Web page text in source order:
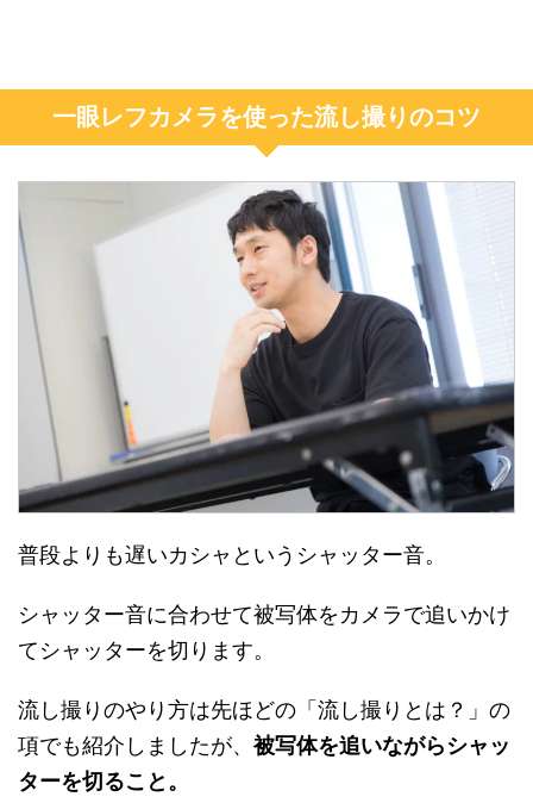
一眼レフカメラを使った流し撮りのコツ
普段よりも遅いカシャというシャッター音。
シャッター音に合わせて被写体をカメラで追いかけ
てシャッターを切ります。
流し撮りのやり方は先ほどの「流し撮りとは？」の
項でも紹介しましたが、被写体を追いながらシャッ
ターを切ること。